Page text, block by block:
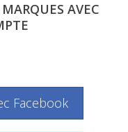
AVEC
Facebook